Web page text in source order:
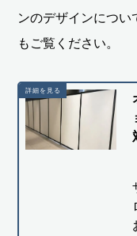
ンのデザインにつ
もご覧ください。